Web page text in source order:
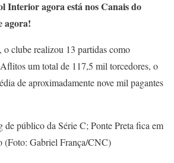
Interior agora está nos Canais do
agora!
o clube realizou 13 partidas como
um total de 117,5 mil torcedores, o
de aproximadamente nove mil pagantes
público da Série C; Ponte Preta fica em
(Foto: Gabriel França/CNC)